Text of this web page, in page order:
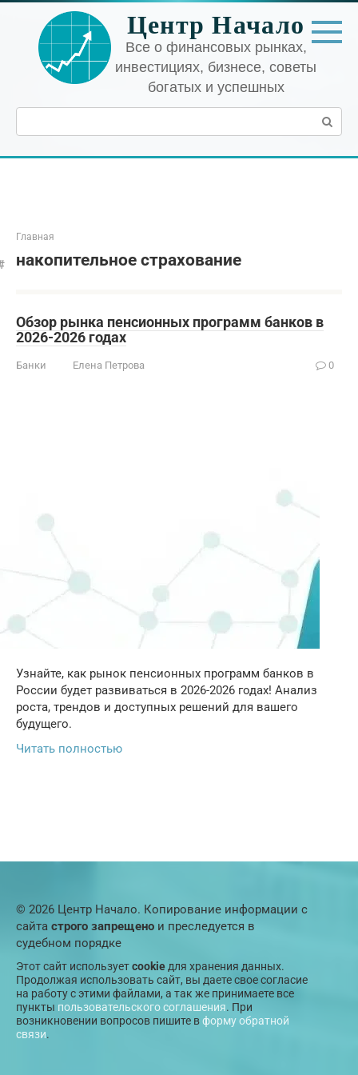
Перейти
контенту
Центр Начало
Все о финансовых рынках,
инвестициях, бизнесе, советы
богатых и успешных
Поиск:
Главная
накопительное страхование
Обзор рынка пенсионных программ банков в
2026-2026 годах
Банки Елена Петрова 0
Узнайте, как рынок пенсионных программ банков в
России будет развиваться в 2026-2026 годах! Анализ
роста, трендов и доступных решений для вашего
будущего.
Читать полностью
© 2026 Центр Начало. Копирование информации с
сайта строго запрещено и преследуется в
судебном порядке
Этот сайт используетcookie для хранения данных.
Продолжая использовать сайт, вы даете свое согласие
на работу с этими файлами, а так же принимаете все
пункты пользовательского соглашения. При
возникновении вопросов пишите вформу обратной
связи.